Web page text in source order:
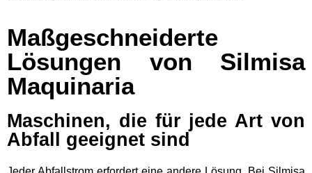
Maßgeschneiderte
Lösungen von Silmisa
Maquinaria
Maschinen, die für jede Art von
Abfall geeignet sind